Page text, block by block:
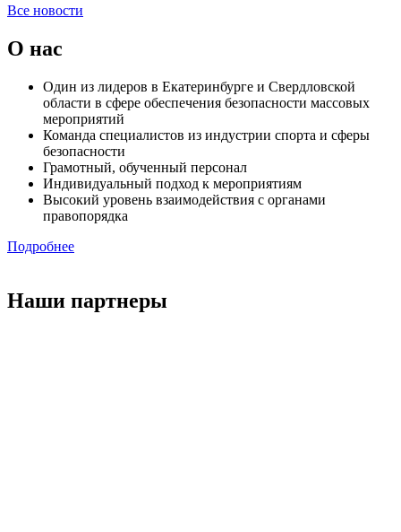
Все новости
О нас
Один из лидеров в Екатеринбурге и Свердловской
области в сфере обеспечения безопасности массовых
мероприятий
Команда специалистов из индустрии спорта и сферы
безопасности
Грамотный, обученный персонал
Индивидуальный подход к мероприятиям
Высокий уровень взаимодействия с органами
правопорядка
Подробнее
Наши партнеры